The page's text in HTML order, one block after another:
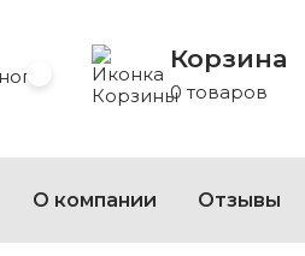
Избранное Корзина
0 товаров
О компании Отзывы